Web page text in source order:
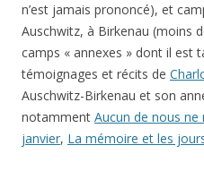
n’est jamais prononcé), et
Auschwitz, à Birkenau (moins
camps « annexes » dont il est
témoignages et récits de
Auschwitz-Birkenau et son
notamment Aucun de nous ne
janvier, La mémoire et les